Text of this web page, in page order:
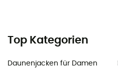
Top Kategorien
Daunenjacken für Damen